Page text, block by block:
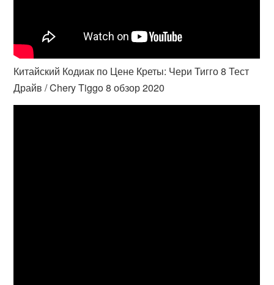
Китайский Кодиак по Цене Креты: Чери Тигго 8 Тест
Драйв / Chery Tiggo 8 обзор 2020